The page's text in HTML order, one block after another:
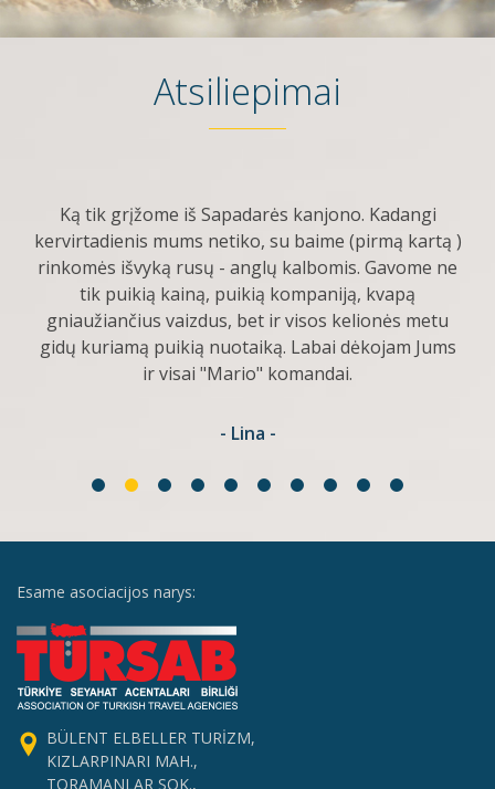
Atsiliepimai
Ką tik grįžome iš Sapadarės kanjono. Kadangi
kervirtadienis mums netiko, su baime (pirmą kartą )
rinkomės išvyką rusų - anglų kalbomis. Gavome ne
tik puikią kainą, puikią kompaniją, kvapą
gniaužiančius vaizdus, bet ir visos kelionės metu
gidų kuriamą puikią nuotaiką. Labai dėkojam Jums
ir visai "Mario" komandai.
- Lina -
Esame asociacijos narys:
BÜLENT ELBELLER TURİZM,
KIZLARPINARI MAH.,
TORAMANLAR SOK.,